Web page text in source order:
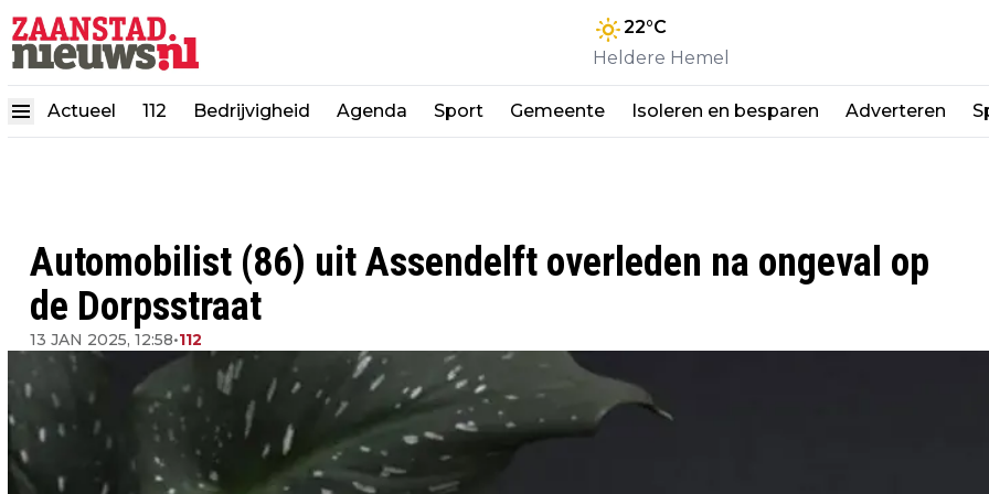
22°C
Heldere Hemel
Actueel 112 Bedrijvigheid Agenda Sport Gemeente Isoleren en besparen Adverteren
Automobilist (86) uit Assendelft overleden na ongeval op
de Dorpsstraat
13 JAN 2025, 12:58•112